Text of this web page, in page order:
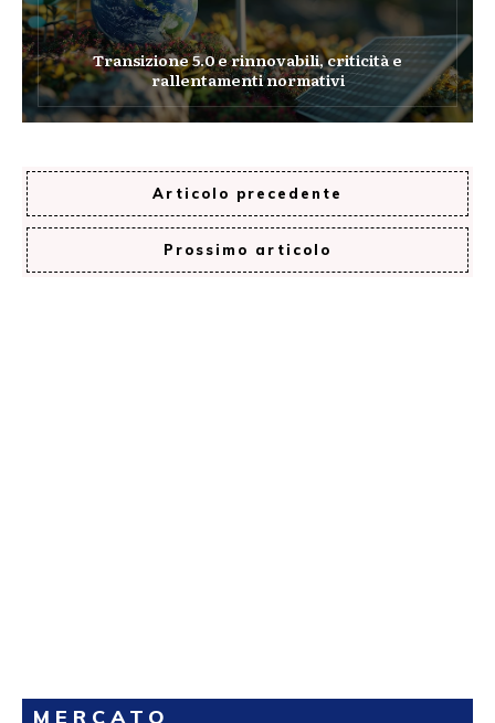
Transizione 5.0 e rinnovabili, criticità e
rallentamenti normativi
Articolo precedente
Prossimo articolo
MERCATO